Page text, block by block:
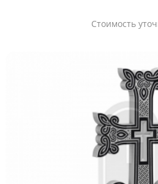
Стоимость